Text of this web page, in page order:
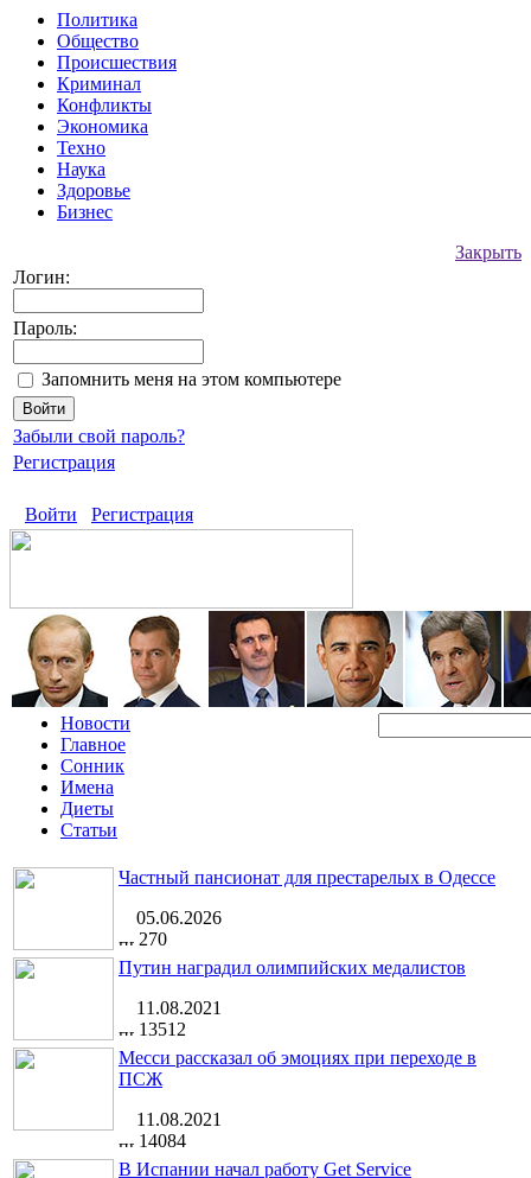
Политика
Общество
Происшествия
Криминал
Конфликты
Экономика
Техно
Наука
Здоровье
Бизнес
Закрыть
Логин:
Пароль:
Запомнить меня на этом компьютере
Забыли свой пароль?
Регистрация
Войти Регистрация
Новости
Главное
Сонник
Имена
Диеты
Статьи
Частный пансионат для престарелых в Одессе
05.06.2026
270
Путин наградил олимпийских медалистов
11.08.2021
13512
Месси рассказал об эмоциях при переходе в
ПСЖ
11.08.2021
14084
В Испании начал работу Get Service